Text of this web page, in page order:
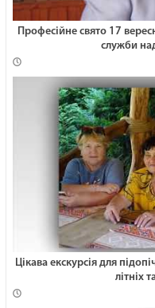
Професійне свято 17
служби
Цікава екскурсія для
літніх